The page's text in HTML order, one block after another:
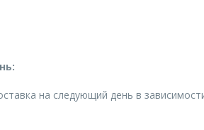
на следующий день в